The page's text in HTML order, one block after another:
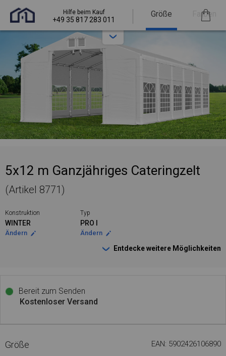
Hilfe beim Kauf
+49 35 817 283 011
Größe Farben
5x12 m Ganzjähriges Cateringzelt
(Artikel 8771)
Konstruktion
WINTER
Ändern
Typ
PRO I
Ändern
Entdecke weitere Möglichkeiten
Bereit zum Senden
Kostenloser Versand
Größe EAN: 5902426106890